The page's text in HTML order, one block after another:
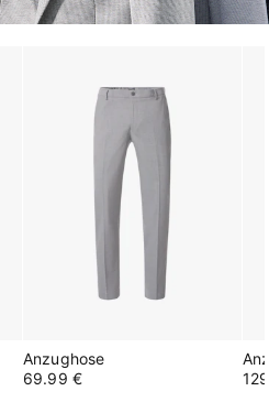
Anzughose
69.99 €